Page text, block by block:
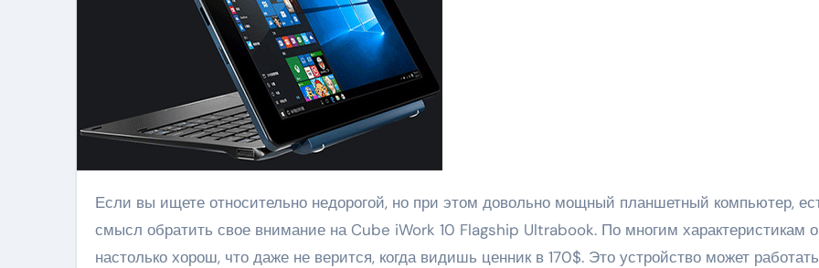
Если вы ищете относительно недорогой, но при этом довольно мощный планшетный компьютер, есть
смысл обратить свое внимание на Cube iWork 10 Flagship Ultrabook. По многим характеристикам
настолько хорош, что даже не верится, когда видишь ценник в 170$. Это устройство может